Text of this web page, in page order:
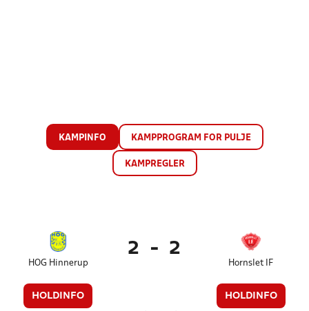
KAMPINFO KAMPPROGRAM FOR PULJE
KAMPREGLER
HOG Hinnerup
HOLDINFO
2 - 2
Hornslet IF
HOLDINFO